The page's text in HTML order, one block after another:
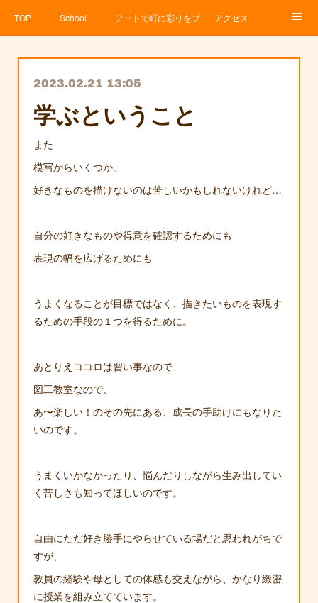
TOP School アートで町に彩りをプロジェクト
アクセス
2023.02.21 13:05
学ぶということ
また
模写からいくつか。
好きなものを描けないのは苦しいかもしれないけれど…
自分の好きなものや得意を確認するためにも
表現の幅を広げるためにも
うまくなることが目標ではなく、描きたいものを表現す
るための手段の１つを得るために。
あとりえココロは習い事なので、
図工教室なので、
あ〜楽しい！のその先にある、成長の手助けにもなりた
いのです。
うまくいかなかったり、悩んだりしながら生み出してい
く苦しさも知ってほしいのです。
自由にただ好き勝手にやらせている場だと思われがちで
すが、
教員の経験や母としての体感も交えながら、かなり緻密
に授業を組み立てています。